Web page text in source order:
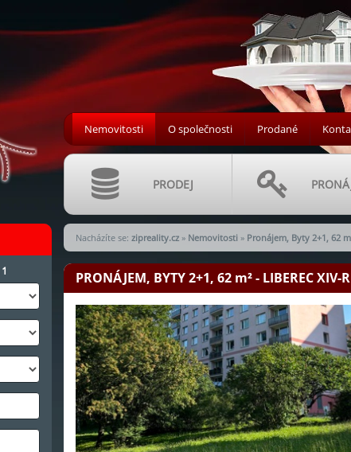
Nemovitosti O společnosti Prodané
PRODEJ
1
Nacházíte se: zipreality.cz » Nemovitosti » Pronájem, Byty 2+1, 62
PRONÁJEM, BYTY 2+1, 62 m²- LIBEREC XIV-